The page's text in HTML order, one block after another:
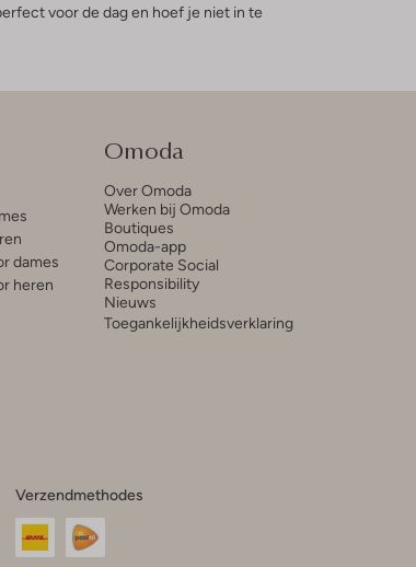
voor de dag en hoef je niet in te
dames
heren
Omoda
Over Omoda
Werken bij Omoda
Boutiques
Omoda-app
Corporate Social
Responsibility
Nieuws
Toegankelijkheidsverklaring
Verzendmethodes